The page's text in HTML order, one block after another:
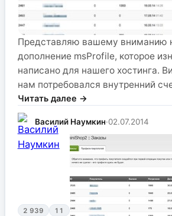
Представляю вашему вниманию
дополнение msProfile, которое
написано для нашего хостинга.
нам потребовался внутренний
Читать далее →
Василий Наумкин·02.07.2014
2 939 11